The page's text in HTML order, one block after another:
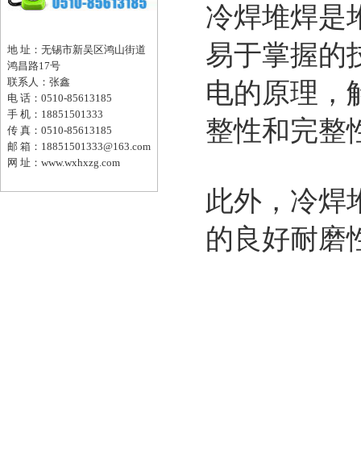
地 址：无锡市新吴区鸿山街道
鸿昌路17号
联系人：张鑫
电 话：0510-85613185
手 机：18851501333
传 真：0510-85613185
邮 箱：18851501333@163.com
网 址：www.wxhxzg.com
冷焊堆焊是
易于掌握的
电的原理，
整性和完整
此外，冷焊
的良好耐磨